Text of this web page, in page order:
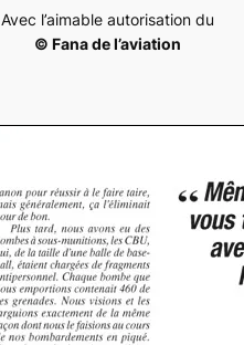
Avec l’aimable autorisation du
© Fana de l’aviation